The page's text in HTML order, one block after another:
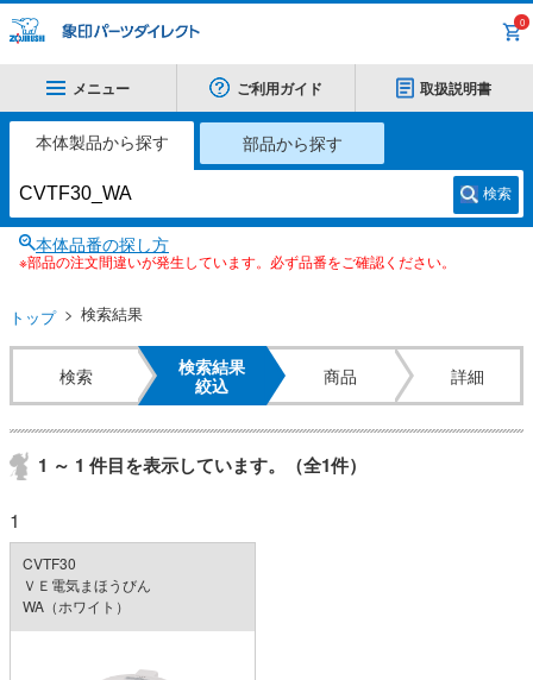
0
メニュー ご利用ガイド 取扱説明書
本体製品から探す 部品から探す
検索
本体品番の探し方
※部品の注文間違いが発生しています。必ず品番をご確認ください。
トップ 検索結果
検索
検索結果
絞込
商品 詳細
1 ～ 1 件目を表示しています。（全1件）
1
CVTF30
ＶＥ電気まほうびん
WA（ホワイト）